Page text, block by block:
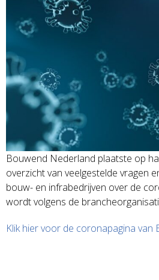
Bouwend Nederland plaatste op
overzicht van veelgestelde vragen
bouw- en infrabedrijven over de
wordt volgens de
Klik hier voor de coronapagina